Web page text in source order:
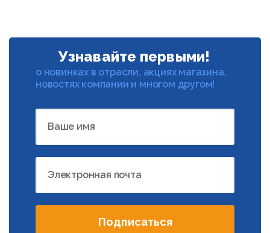
Узнавайте первыми!
о новинках в отрасли, акциях магазина,
новостях компании и многом другом!
Ваше имя
Электронная почта
Подписаться